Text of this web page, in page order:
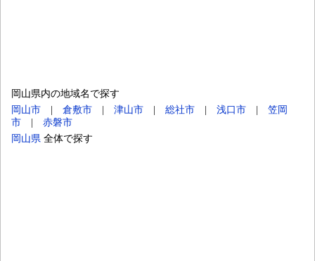
岡山県内の地域名で探す
岡山市 | 倉敷市 | 津山市 | 総社市 | 浅口市 | 笠岡
市 | 赤磐市
岡山県 全体で探す